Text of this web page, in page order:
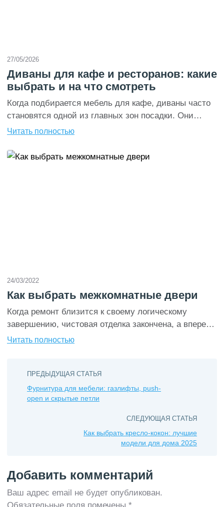
27/05/2026
Диваны для кафе и ресторанов: какие
выбрать и на что смотреть
Когда подбирается мебель для кафе, диваны часто
становятся одной из главных зон посадки. Они
влияют на внешний вид интерьера, комфорт гостей,
службы ремонта. Поэтому выбирать диваны для
Читать полностью
24/03/2022
Как выбрать межкомнатные двери
Когда ремонт близится к своему логическому
завершению, чистовая отделка закончена, а впереди
только расстановка мебели и финальные
вам кажется, что достаточно разобраться со стилем,
эстетикой, цветом, то вы рискуете впустую
потратить деньги. Чтобы этого не произошло, мы
Читать полностью
ПРЕДЫДУЩАЯ СТАТЬЯ
Фурнитура для мебели: газлифты, push-
open и скрытые петли
СЛЕДУЮЩАЯ СТАТЬЯ
Как выбрать кресло-кокон: лучшие
модели для дома 2025
Добавить комментарий
Ваш адрес email не будет опубликован.